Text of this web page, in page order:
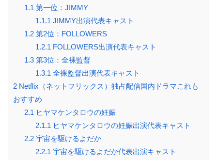
1.1 第一位：JIMMY
1.1.1 JIMMY出演代表キャスト
1.2第2位：FOLLOWERS
1.2.1 FOLLOWERS出演代表キャスト
1.3第3位：全裸監督
1.3.1 全裸監督出演代表キャスト
2 Netflix（ネットフリックス）独占配信国内ドラマこれも
おすすめ
2.1 ヒヤマケンタロウの妊娠
2.1.1 ヒヤマケンタロウの妊娠出演代表キャスト
2.2宇宙を駆けるよだか
2.2.1 宇宙を駆けるよだか代表出演キャスト